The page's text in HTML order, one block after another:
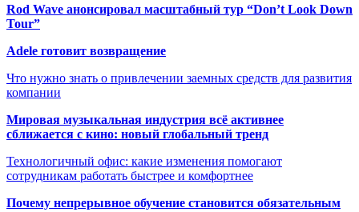
Rod Wave анонсировал масштабный тур “Don’t Look Down
Tour”
Adele готовит возвращение
Что нужно знать о привлечении заемных средств для развития
компании
Мировая музыкальная индустрия всё активнее
сближается с кино: новый глобальный тренд
Технологичный офис: какие изменения помогают
сотрудникам работать быстрее и комфортнее
Почему непрерывное обучение становится обязательным